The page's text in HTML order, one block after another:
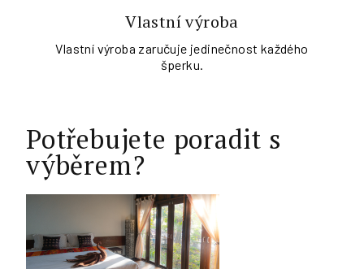
Vlastní výroba
Vlastní výroba zaručuje jedinečnost každého
šperku.
Potřebujete poradit s
výběrem?